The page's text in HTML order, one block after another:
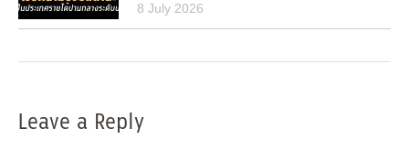
8 July 2026
Leave a Reply